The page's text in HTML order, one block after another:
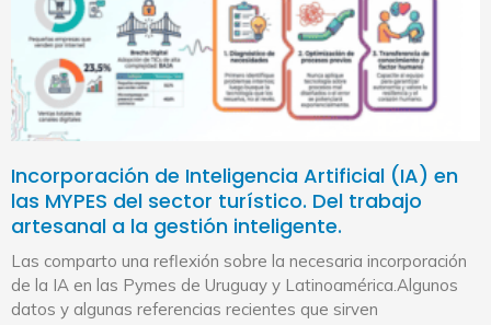
Incorporación de Inteligencia Artificial (IA) en
las MYPES del sector turístico. Del trabajo
artesanal a la gestión inteligente.
Las comparto una reflexión sobre la necesaria incorporación
de la IA en las Pymes de Uruguay y Latinoamérica.Algunos
datos y algunas referencias recientes que sirven